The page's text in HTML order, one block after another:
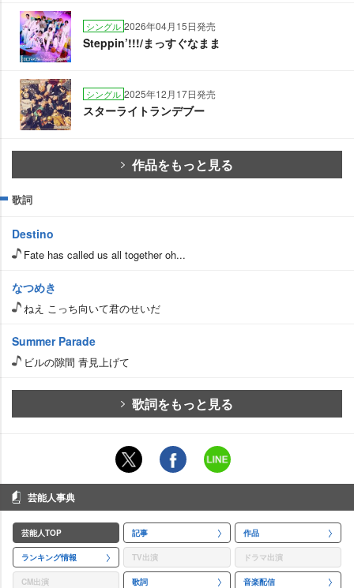
シングル 2026年04月15日発売
Steppin’!!!/まっすぐなまま
シングル 2025年12月17日発売
スターライトランデブー
作品をもっと見る
歌詞
Destino
Fate has called us all together oh...
なつめき
ねえ こっち向いて君のせいだ
Summer Parade
ビルの隙間 青見上げて
歌詞をもっと見る
芸能人事典
芸能人TOP 記事 作品
ランキング情報 TV出演 ドラマ出演
CM出演 歌詞 音楽配信